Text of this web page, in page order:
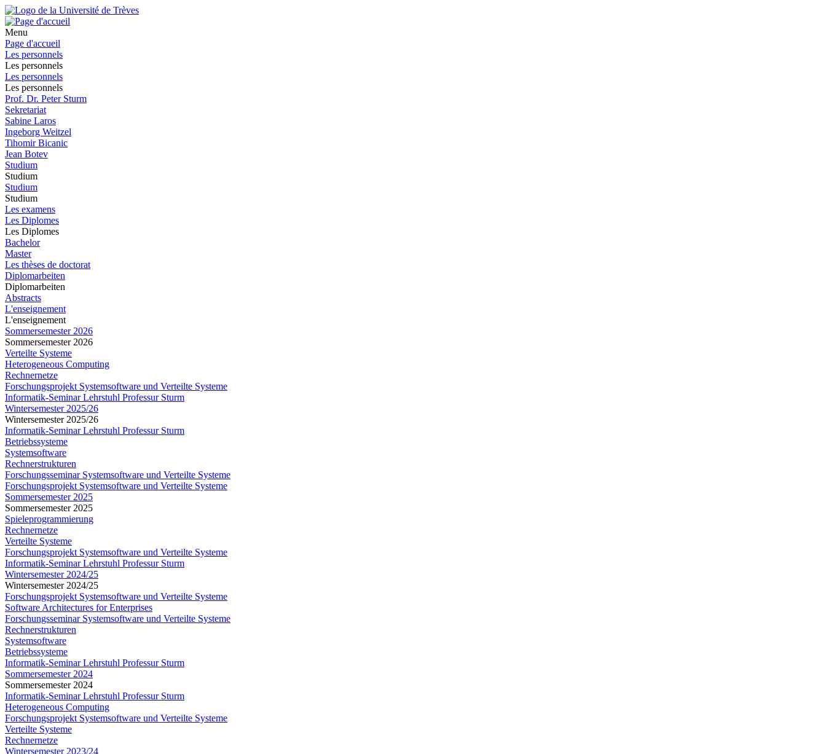
Menu
Page d'accueil
Les personnels
Les personnels
Les personnels
Les personnels
Prof. Dr. Peter Sturm
Sekretariat
Sabine Laros
Ingeborg Weitzel
Tihomir Bicanic
Jean Botev
Studium
Studium
Studium
Studium
Les examens
Les Diplomes
Les Diplomes
Bachelor
Master
Les thèses de doctorat
Diplomarbeiten
Diplomarbeiten
Abstracts
L'enseignement
L'enseignement
Sommersemester 2026
Sommersemester 2026
Verteilte Systeme
Heterogeneous Computing
Rechnernetze
Forschungsprojekt Systemsoftware und Verteilte Systeme
Informatik-Seminar Lehrstuhl Professur Sturm
Wintersemester 2025/26
Wintersemester 2025/26
Informatik-Seminar Lehrstuhl Professur Sturm
Betriebssysteme
Systemsoftware
Rechnerstrukturen
Forschungsseminar Systemsoftware und Verteilte Systeme
Forschungsprojekt Systemsoftware und Verteilte Systeme
Sommersemester 2025
Sommersemester 2025
Spieleprogrammierung
Rechnernetze
Verteilte Systeme
Forschungsprojekt Systemsoftware und Verteilte Systeme
Informatik-Seminar Lehrstuhl Professur Sturm
Wintersemester 2024/25
Wintersemester 2024/25
Forschungsprojekt Systemsoftware und Verteilte Systeme
Software Architectures for Enterprises
Forschungsseminar Systemsoftware und Verteilte Systeme
Rechnerstrukturen
Systemsoftware
Betriebssysteme
Informatik-Seminar Lehrstuhl Professur Sturm
Sommersemester 2024
Sommersemester 2024
Informatik-Seminar Lehrstuhl Professur Sturm
Heterogeneous Computing
Forschungsprojekt Systemsoftware und Verteilte Systeme
Verteilte Systeme
Rechnernetze
Wintersemester 2023/24